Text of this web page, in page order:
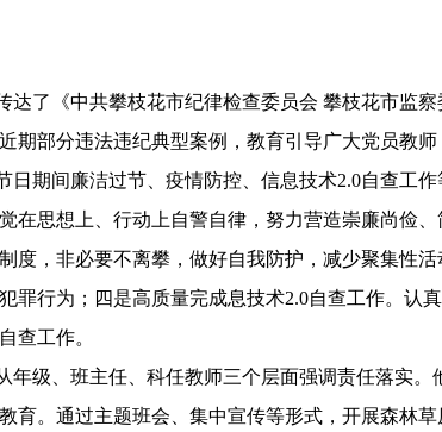
达了《中共攀枝花市纪律检查委员会 攀枝花市监
期部分违法违纪典型案例，教育引导广大党员教
日期间廉洁过节、疫情防控、信息技术2.0自查工
在思想上、行动上自警自律，努力营造崇廉尚俭
度，非必要不离攀，做好自我防护，减少聚集性
罪行为；四是高质量完成息技术2.0自查工作。认
查工作。
年级、班主任、科任教师三个层面强调责任落实
育。通过主题班会、集中宣传等形式，开展森林